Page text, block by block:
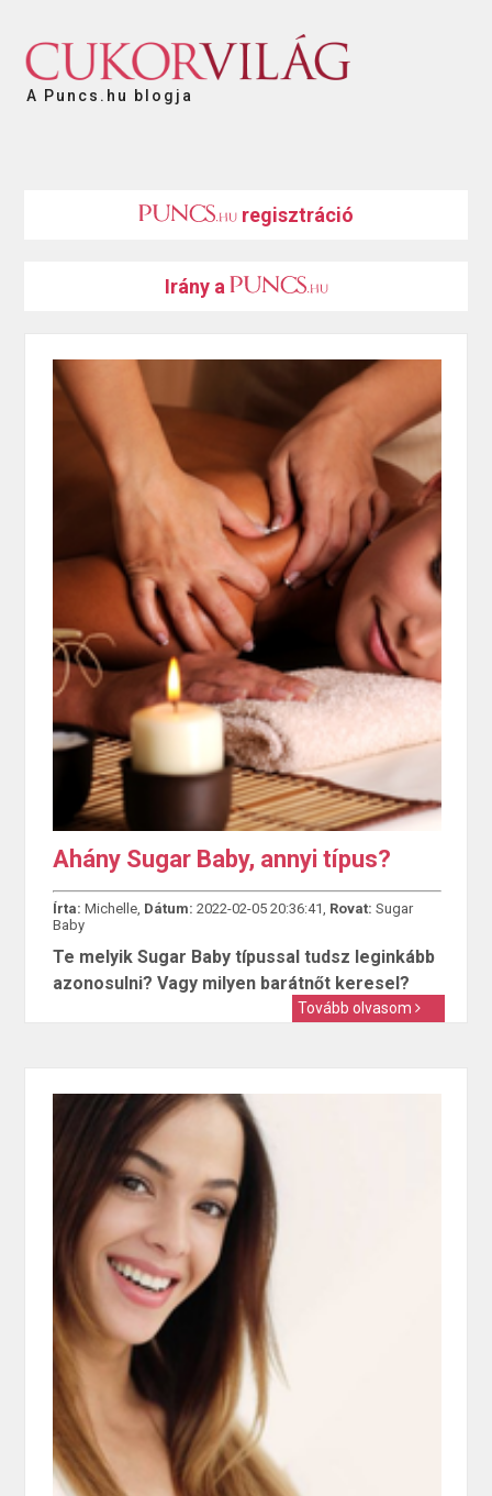
A Puncs.hu blogja
regisztráció
Irány a
Ahány Sugar Baby, annyi típus?
Írta: Michelle, Dátum: 2022-02-05 20:36:41, Rovat: Sugar
Baby
Te melyik Sugar Baby típussal tudsz leginkább
azonosulni? Vagy milyen barátnőt keresel?
Tovább olvasom